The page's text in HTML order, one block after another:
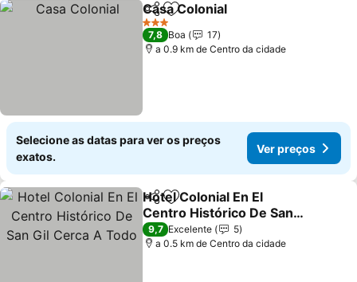
PartilharAdicionar aos favoritos
Casa Colonial
3 Estrelas
7,8 Boa
17
a 0.9 km de Centro da cidade
Selecione as datas para ver os preços
exatos.
Ver preços
PartilharAdicionar aos favoritos
Hotel Colonial En El
Centro Histórico De San
Gil Cerca A Todo
Ver preços
9,7 Excelente
5
a 0.5 km de Centro da cidade